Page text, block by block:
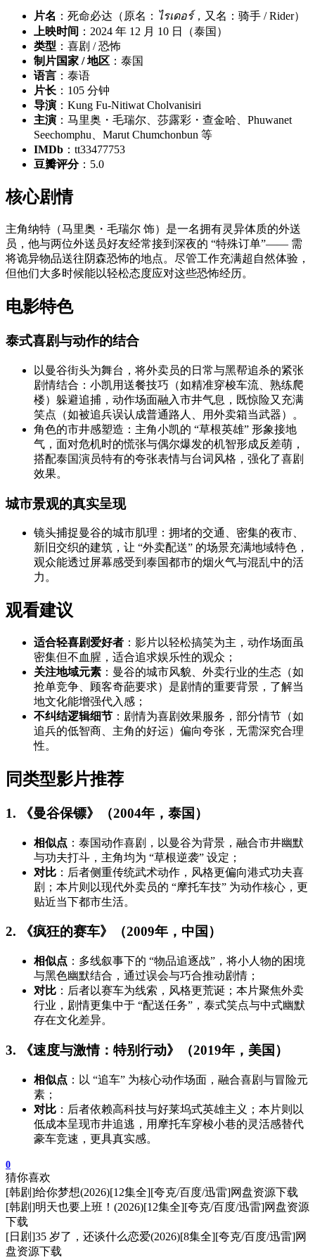
片名 ：死命必达（原名： ไรเดอร์，又名：骑手 / Rider）
上映时间 ：2024 年 12 月 10 日（泰国）
类型 ：喜剧 / 恐怖
制片国家 / 地区 ：泰国
语言 ：泰语
片长 ：105 分钟
导演 ：Kung Fu-Nitiwat Cholvanisiri
主演 ：马里奥・毛瑞尔、莎露彩・查金哈、Phuwanet
Seechomphu、Marut Chumchonbun 等
IMDb ：tt33477753
豆瓣评分：5.0
核心剧情
主角纳特（马里奥・毛瑞尔 饰）是一名拥有灵异体质的外送
员，他与两位外送员好友经常接到深夜的 “特殊订单”—— 需
将诡异物品送往阴森恐怖的地点。尽管工作充满超自然体验，
但他们大多时候能以轻松态度应对这些恐怖经历。
电影特色
泰式喜剧与动作的结合
以曼谷街头为舞台，将外卖员的日常与黑帮追杀的紧张
剧情结合：小凯用送餐技巧（如精准穿梭车流、熟练爬
楼）躲避追捕，动作场面融入市井气息，既惊险又充满
笑点（如被追兵误认成普通路人、用外卖箱当武器）。
角色的市井感塑造：主角小凯的 “草根英雄” 形象接地
气，面对危机时的慌张与偶尔爆发的机智形成反差萌，
搭配泰国演员特有的夸张表情与台词风格，强化了喜剧
效果。
城市景观的真实呈现
镜头捕捉曼谷的城市肌理：拥堵的交通、密集的夜市、
新旧交织的建筑，让 “外卖配送” 的场景充满地域特色，
观众能透过屏幕感受到泰国都市的烟火气与混乱中的活
力。
观看建议
适合轻喜剧爱好者 ：影片以轻松搞笑为主，动作场面虽
密集但不血腥，适合追求娱乐性的观众；
关注地域元素 ：曼谷的城市风貌、外卖行业的生态（如
抢单竞争、顾客奇葩要求）是剧情的重要背景，了解当
地文化能增强代入感；
不纠结逻辑细节 ：剧情为喜剧效果服务，部分情节（如
追兵的低智商、主角的好运）偏向夸张，无需深究合理
性。
同类型影片推荐
1. 《曼谷保镖》（2004年，泰国）
相似点 ：泰国动作喜剧，以曼谷为背景，融合市井幽默
与功夫打斗，主角均为 “草根逆袭” 设定；
对比 ：后者侧重传统武术动作，风格更偏向港式功夫喜
剧；本片则以现代外卖员的 “摩托车技” 为动作核心，更
贴近当下都市生活。
2. 《疯狂的赛车》（2009年，中国）
相似点 ：多线叙事下的 “物品追逐战”，将小人物的困境
与黑色幽默结合，通过误会与巧合推动剧情；
对比 ：后者以赛车为线索，风格更荒诞；本片聚焦外卖
行业，剧情更集中于 “配送任务”，泰式笑点与中式幽默
存在文化差异。
3. 《速度与激情：特别行动》（2019年，美国）
相似点 ：以 “追车” 为核心动作场面，融合喜剧与冒险元
素；
对比 ：后者依赖高科技与好莱坞式英雄主义；本片则以
低成本呈现市井追逃，用摩托车穿梭小巷的灵活感替代
豪车竞速，更具真实感。
0
猜你喜欢
[韩剧]给你梦想(2026)[12集全][夸克/百度/迅雷]网盘资源下载
[韩剧]明天也要上班！(2026)[12集全][夸克/百度/迅雷]网盘资源
下载
[日剧]35 岁了，还谈什么恋爱(2026)[8集全][夸克/百度/迅雷]网
盘资源下载